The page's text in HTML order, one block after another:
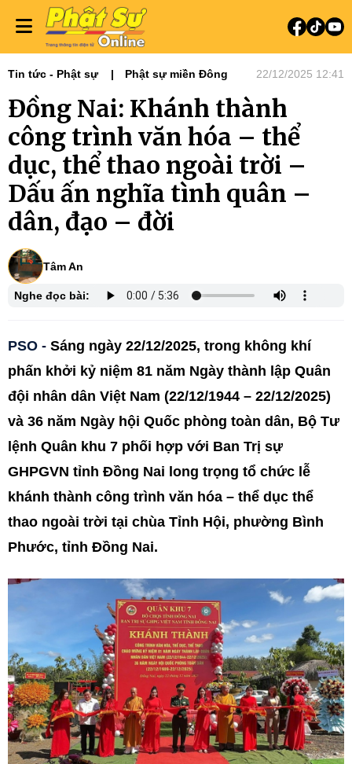
Tin tức - Phật sự Phật sự miền Đông 22/12/2025 12:41
Đồng Nai: Khánh thành
công trình văn hóa – thể
dục, thể thao ngoài trời –
Dấu ấn nghĩa tình quân –
dân, đạo – đời
Tâm An
Nghe đọc bài:
PSO - Sáng ngày 22/12/2025, trong không khí
phấn khởi kỷ niệm 81 năm Ngày thành lập Quân
đội nhân dân Việt Nam (22/12/1944 – 22/12/2025)
và 36 năm Ngày hội Quốc phòng toàn dân, Bộ Tư
lệnh Quân khu 7 phối hợp với Ban Trị sự
GHPGVN tỉnh Đồng Nai long trọng tổ chức lễ
khánh thành công trình văn hóa – thể dục thể
thao ngoài trời tại chùa Tỉnh Hội, phường Bình
Phước, tỉnh Đồng Nai.